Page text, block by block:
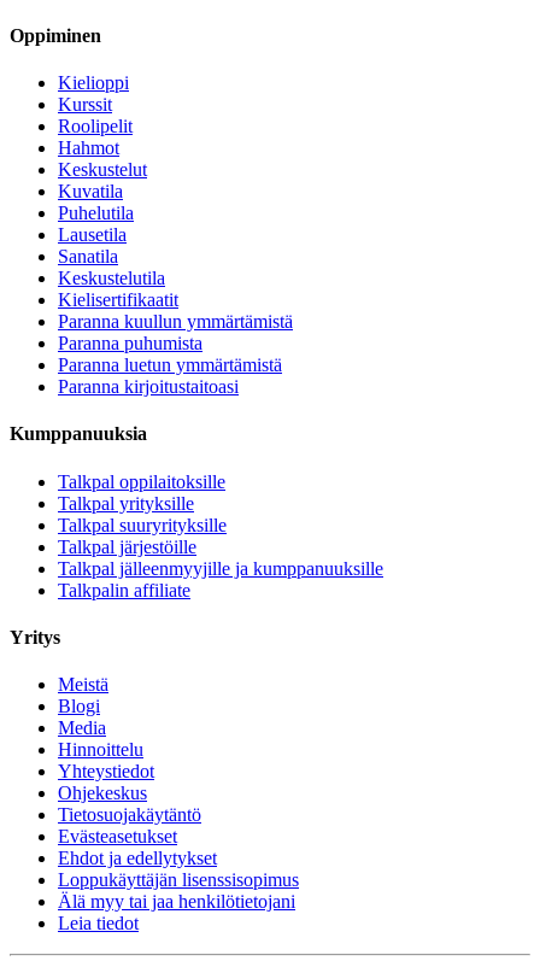
Oppiminen
Kielioppi
Kurssit
Roolipelit
Hahmot
Keskustelut
Kuvatila
Puhelutila
Lausetila
Sanatila
Keskustelutila
Kielisertifikaatit
Paranna kuullun ymmärtämistä
Paranna puhumista
Paranna luetun ymmärtämistä
Paranna kirjoitustaitoasi
Kumppanuuksia
Talkpal oppilaitoksille
Talkpal yrityksille
Talkpal suuryrityksille
Talkpal järjestöille
Talkpal jälleenmyyjille ja kumppanuuksille
Talkpalin affiliate
Yritys
Meistä
Blogi
Media
Hinnoittelu
Yhteystiedot
Ohjekeskus
Tietosuojakäytäntö
Evästeasetukset
Ehdot ja edellytykset
Loppukäyttäjän lisenssisopimus
Älä myy tai jaa henkilötietojani
Leia tiedot